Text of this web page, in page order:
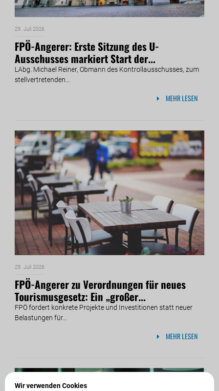
Wir verwenden Cookies
29. Juli 2026
FPÖ-Angerer: Erste Sitzung des U-
Ausschusses markiert Start der...
LAbg. Michael Reiner, Obmann des Kontrollausschusses, zum
stellvertretenden...
MEHR LESEN
29. Juli 2026
FPÖ-Angerer zu Verordnungen für neues
Tourismusgesetz: Ein „großer...
FPÖ fordert konkrete Projekte und Investitionen statt neuer
Belastungen für...
MEHR LESEN